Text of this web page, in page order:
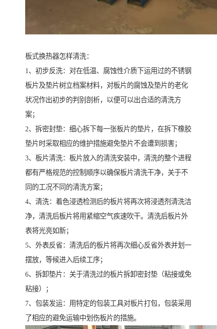
板式换热器怎样清洗：
1、初步反洗：对在低温、腐蚀性介质下运用过的不锈钢
板片及垫片树立档案材料，对板片的腐蚀及垫片的老化
状况作出初步的判别剖析，以便可以出合适的清洗方
案；
2、拆密封垫：细心拆下每一张板片的垫片，在拆下橡胶
垫片时采取相应的维护措施避免垫片不会遭到损害；
3、板片清洗：板片放入的清洗安装中，清洗的整个进程
都有严格规范的控制顺序以确保板片清洗干净，关于不
同的工况不同的清洗方案；
4、清洗：着色浸透检测后的板片将再次将浸透剂清洗洁
净，清洗后板片将用紧缩空气疾速吹干。清洗后板片外
表将光亮如新；
5、外表反省：清洗后的板片将再次细心反省外表并划一
摆放，等候进入后续工序；
6、拆卸垫片：关于清洗过的板片拆卸密封垫（粘接或免
粘接）；
7、包装发运：用特定的包装工具对板片打包，包装采用
了相应的避免运输中划伤板片的措施。